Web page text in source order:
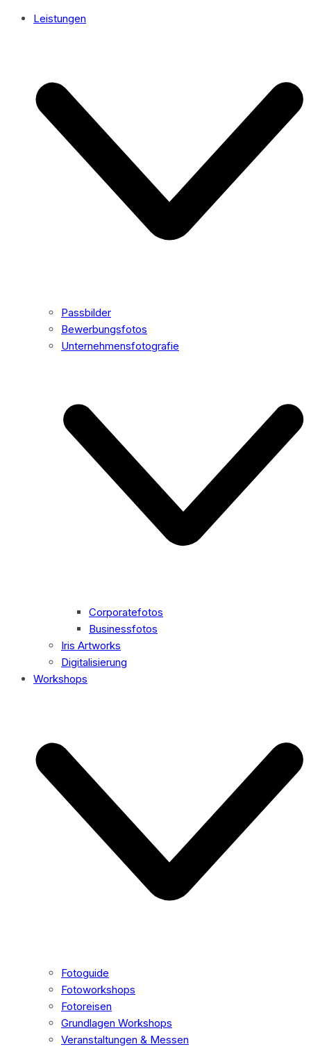
Leistungen
Passbilder
Bewerbungsfotos
Unternehmensfotografie
Corporatefotos
Businessfotos
Iris Artworks
Digitalisierung
Workshops
Fotoguide
Fotoworkshops
Fotoreisen
Grundlagen Workshops
Veranstaltungen & Messen